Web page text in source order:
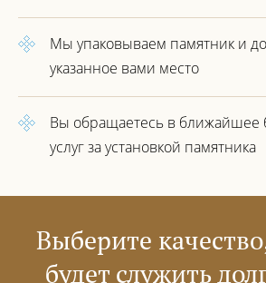
Мы упаковываем памятник и
указанное вами место
Вы обращаетесь в ближайшее
услуг за установкой памятника
Выберите
будет служить